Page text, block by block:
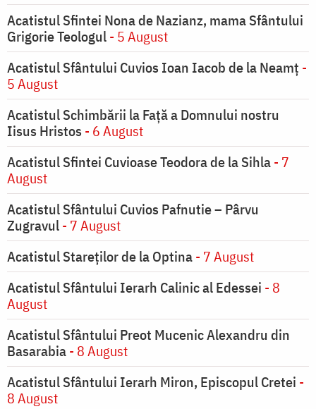
Acatistul Sfintei Nona de Nazianz, mama Sfântului
Grigorie Teologul- 5 August
Acatistul Sfântului Cuvios Ioan Iacob de la Neamț -
5 August
Acatistul Schimbării la Faţă a Domnului nostru
Iisus Hristos - 6 August
Acatistul Sfintei Cuvioase Teodora de la Sihla- 7
August
Acatistul Sfântului Cuvios Pafnutie – Pârvu
Zugravul- 7 August
Acatistul Stareţilor de la Optina- 7 August
Acatistul Sfântului Ierarh Calinic al Edessei - 8
August
Acatistul Sfântului Preot Mucenic Alexandru din
Basarabia- 8 August
Acatistul Sfântului Ierarh Miron, Episcopul Cretei -
8 August